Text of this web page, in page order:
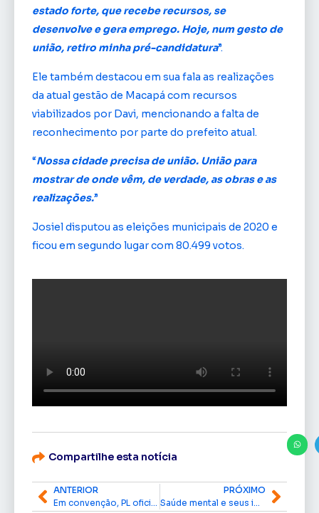
estado forte, que recebe recursos, se
desenvolve e gera emprego. Hoje, num gesto de
união, retiro minha pré-candidatura”.
Ele também destacou em sua fala as realizações
da atual gestão de Macapá com recursos
viabilizados por Davi, mencionando a falta de
reconhecimento por parte do prefeito atual.
“Nossa cidade precisa de união. União para
mostrar de onde vêm, de verdade, as obras e as
realizações.”
Josiel disputou as eleições municipais de 2020 e
ficou em segundo lugar com 80.499 votos.
Compartilhe esta notícia
ANTERIOR
Em convenção, PL oficializa apoio à candidatura de Dr. Furlan
PRÓXIMO
Saúde mental e seus impactos negativos na atualidade